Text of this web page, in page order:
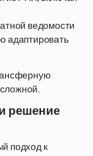
ведомости
адаптировать
решение
подход к